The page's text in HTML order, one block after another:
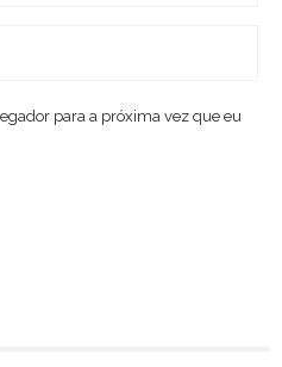
para a próxima vez que eu